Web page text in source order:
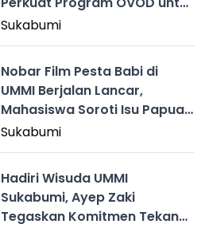
Dorong Kemandirian Desa di
Sukabumi
Sukabumi
Nobar Film Pesta Babi di
UMMI Berjalan Lancar,
Mahasiswa Soroti Isu Papua
& Kebebasan Akademik
Sukabumi
Hadiri Wisuda UMMI
Sukabumi, Ayep Zaki
Tegaskan Komitmen Tekan